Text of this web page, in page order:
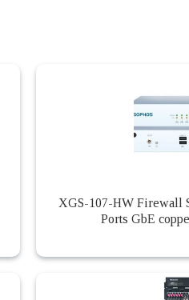
XGS-107-HW Firewall
Ports GbE